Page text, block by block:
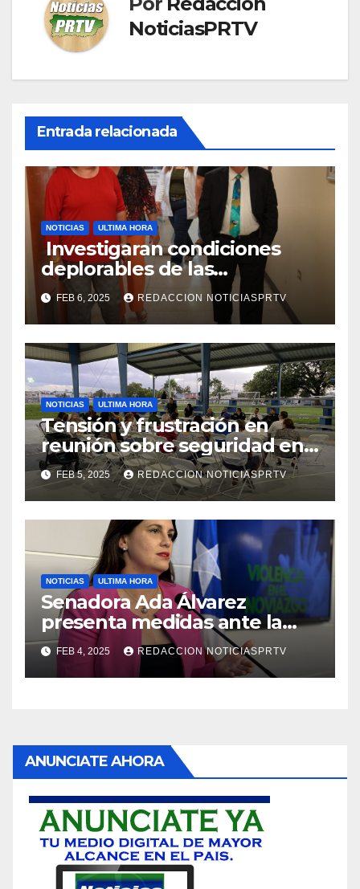
NoticiasPRTV
Entrada relacionada
NOTICIAS ULTIMA HORA
Investigaran condiciones
deplorables de las
facilidades el Departamento
de la Salud en Mayagüez
FEB 6, 2025 REDACCION NOTICIASPRTV
NOTICIAS ULTIMA HORA
Tensión y frustración en
reunión sobre seguridad en
Reparto Metropolitano
FEB 5, 2025 REDACCION NOTICIASPRTV
NOTICIAS ULTIMA HORA
Senadora Ada Álvarez
presenta medidas ante la
violencia en el noviazgo
FEB 4, 2025 REDACCION NOTICIASPRTV
ANUNCIATE AHORA